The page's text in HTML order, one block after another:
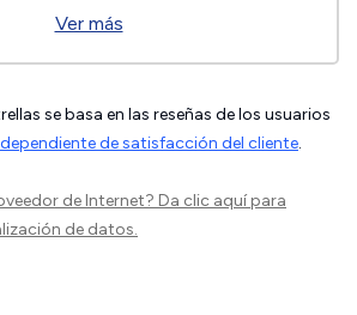
Ver más
se basa en las reseñas de los usuarios
de satisfacción del cliente.
de Internet? Da clic aquípara
de datos.